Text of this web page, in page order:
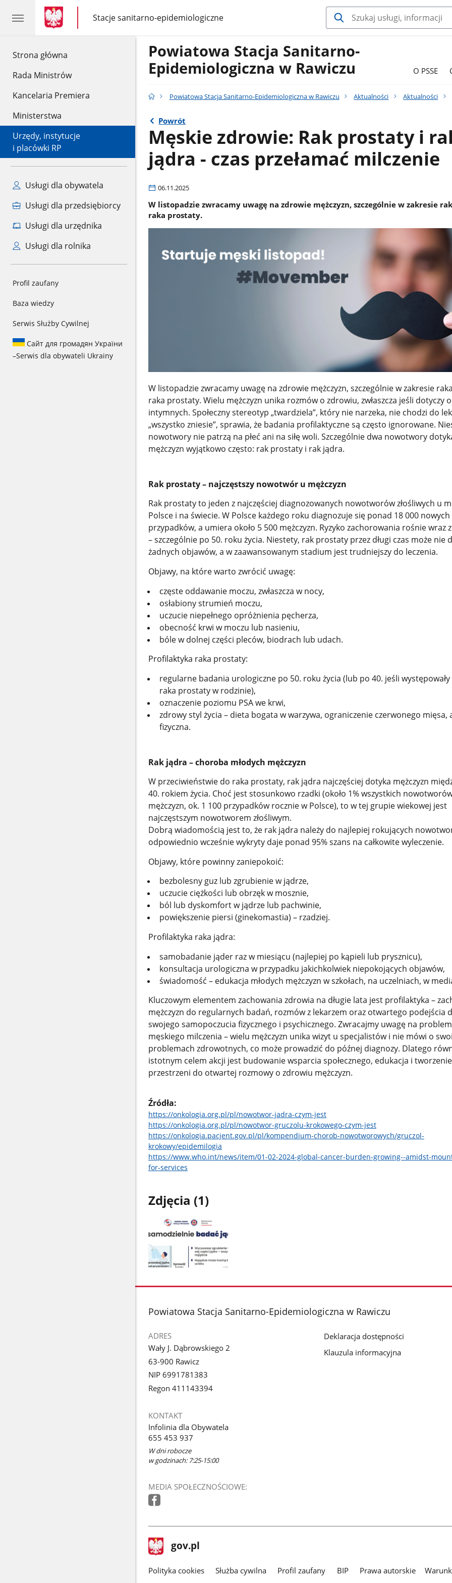
Strona główna
Rada Ministrów
Kancelaria Premiera
Ministerstwa
Urzędy, instytucje
i placówki RP
Usługi dla obywatela
Usługi dla przedsiębiorcy
Usługi dla urzędnika
Usługi dla rolnika
Profil zaufany
Baza wiedzy
Serwis Służby Cywilnej
Сайт для громадян України
–Serwis dla obywateli Ukrainy
gov.pl
gov.pl
Stacje sanitarno-epidemiologiczne
gov.pl
Stacje
sanitarno-
epidemiologiczne
Powiatowa Stacja Sanitarno-
Epidemiologiczna w Rawiczu
O PSSE
Powiatowa Stacja Sanitarno-Epidemiologiczna w Rawiczu Aktualności Aktualności
Powrót
Męskie zdrowie: Rak prostaty i
jądra - czas przełamać milczenie
06.11.2025
W listopadzie zwracamy uwagę na zdrowie mężczyzn, szczególnie w zakresie
raka prostaty.
W listopadzie zwracamy uwagę na zdrowie mężczyzn, szczególnie w zakresie
raka prostaty. Wielu mężczyzn unika rozmów o zdrowiu, zwłaszcza jeśli dotyczy
intymnych. Społeczny stereotyp „twardziela”, który nie narzeka, nie chodzi do
„wszystko zniesie”, sprawia, że badania profilaktyczne są często ignorowane.
nowotwory nie patrzą na płeć ani na siłę woli. Szczególnie dwa nowotwory
mężczyzn wyjątkowo często: rak prostaty i rak jądra.
Rak prostaty – najczęstszy nowotwór u mężczyzn
Rak prostaty to jeden z najczęściej diagnozowanych nowotworów złośliwych u
Polsce i na świecie. W Polsce każdego roku diagnozuje się ponad 18 000 nowych
przypadków, a umiera około 5 500 mężczyzn. Ryzyko zachorowania rośnie wraz
– szczególnie po 50. roku życia. Niestety, rak prostaty przez długi czas może nie
żadnych objawów, a w zaawansowanym stadium jest trudniejszy do leczenia.
Objawy, na które warto zwrócić uwagę:
częste oddawanie moczu, zwłaszcza w nocy,
osłabiony strumień moczu,
uczucie niepełnego opróżnienia pęcherza,
obecność krwi w moczu lub nasieniu,
bóle w dolnej części pleców, biodrach lub udach.
Profilaktyka raka prostaty:
regularne badania urologiczne po 50. roku życia (lub po 40. jeśli
raka prostaty w rodzinie),
oznaczenie poziomu PSA we krwi,
zdrowy styl życia – dieta bogata w warzywa, ograniczenie czerwonego mięsa,
fizyczna.
Rak jądra – choroba młodych mężczyzn
W przeciwieństwie do raka prostaty, rak jądra najczęściej dotyka mężczyzn
40. rokiem życia. Choć jest stosunkowo rzadki (około 1% wszystkich
mężczyzn, ok. 1 100 przypadków rocznie w Polsce), to w tej grupie wiekowej jest
najczęstszym nowotworem złośliwym.
Dobrą wiadomością jest to, że rak jądra należy do najlepiej rokujących
odpowiednio wcześnie wykryty daje ponad 95% szans na całkowite wyleczenie.
Objawy, które powinny zaniepokoić:
bezbolesny guz lub zgrubienie w jądrze,
uczucie ciężkości lub obrzęk w mosznie,
ból lub dyskomfort w jądrze lub pachwinie,
powiększenie piersi (ginekomastia) – rzadziej.
Profilaktyka raka jądra:
samobadanie jąder raz w miesiącu (najlepiej po kąpieli lub prysznicu),
konsultacja urologiczna w przypadku jakichkolwiek niepokojących objawów,
świadomość – edukacja młodych mężczyzn w szkołach, na uczelniach, w
Kluczowym elementem zachowania zdrowia na długie lata jest profilaktyka –
mężczyzn do regularnych badań, rozmów z lekarzem oraz otwartego podejścia
swojego samopoczucia fizycznego i psychicznego. Zwracajmy uwagę na problem
męskiego milczenia – wielu mężczyzn unika wizyt u specjalistów i nie mówi o
problemach zdrowotnych, co może prowadzić do późnej diagnozy. Dlatego
istotnym celem akcji jest budowanie wsparcia społecznego, edukacja i tworzenie
przestrzeni do otwartej rozmowy o zdrowiu mężczyzn.
Źródła:
https://onkologia.org.pl/pl/nowotwor-jadra-czym-jest
https://onkologia.org.pl/pl/nowotwor-gruczolu-krokowego-czym-jest
https://onkologia.pacjent.gov.pl/pl/kompendium-chorob-nowotworowych/gruczol-
krokowy/epidemilogia
https://www.who.int/news/item/01-02-2024-global-cancer-burden-growing--amidst-
for-services
Zdjęcia (1)
galerii.
stopka
Powiatowa Stacja Sanitarno-Epidemiologiczna w Rawiczu
ADRES
Wały J. Dąbrowskiego 2
63-900 Rawicz
NIP 6991781383
Regon 411143394
KONTAKT
Infolinia dla Obywatela
655 453 937
W dni robocze
w godzinach: 7:25-15:00
MEDIA SPOŁECZNOŚCIOWE:
Deklaracja dostępności
Klauzula informacyjna
stopka
gov.pl Strona
gov.pl
gov.pl
Polityka cookies Służba cywilna Profil zaufany BIP Prawa autorskie